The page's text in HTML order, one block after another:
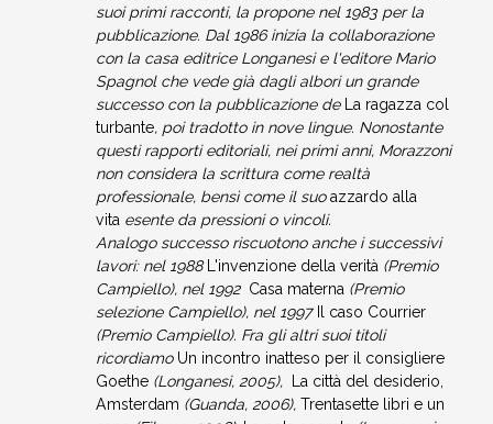
suoi primi racconti, la propone nel 1983 per la
pubblicazione. Dal 1986 inizia la collaborazione
con la casa editrice Longanesi e l'editore Mario
Spagnol che vede già dagli albori un grande
successo con la pubblicazione de
La ragazza col
turbante, poi tradotto in nove lingue. Nonostante
questi rapporti editoriali, nei primi anni, Morazzoni
non considera la scrittura come realtà
professionale, bensì come il suoazzardo alla
vita esente da pressioni o vincoli.
Analogo successo riscuotono anche i successivi
lavori: nel 1988 L'invenzione della verità (Premio
Campiello), nel 1992 Casa materna (Premio
selezione Campiello), nel 1997
Il caso Courrier
(Premio Campiello). Fra gli altri suoi titoli
ricordiamo Un incontro inatteso per il consigliere
Goethe(Longanesi, 2005),
La città del desiderio,
Amsterdam (Guanda, 2006), Trentasette libri e un